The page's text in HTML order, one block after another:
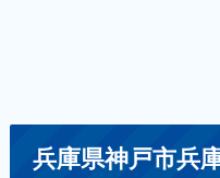
兵庫県神戸市兵